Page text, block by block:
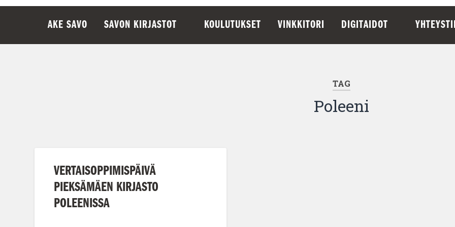
AKE SAVO SAVON KIRJASTOT KOULUTUKSET VINKKITORI DIGITAIDOT
TAG
Poleeni
VERTAISOPPIMISPÄIVÄ
PIEKSÄMÄEN KIRJASTO
POLEENISSA